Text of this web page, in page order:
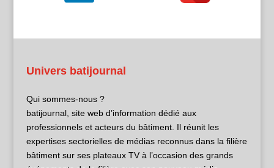
Univers batijournal
Qui sommes-nous ?
batijournal, site web d’information dédié aux
professionnels et acteurs du bâtiment. Il réunit les
expertises sectorielles de médias reconnus dans la filière
bâtiment sur ses plateaux TV à l’occasion des grands